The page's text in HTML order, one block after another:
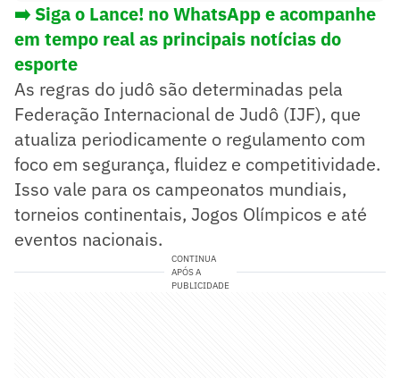
➡️ Siga o Lance! no WhatsApp e acompanhe
em tempo real as principais notícias do
esporte
As regras do judô são determinadas pela
Federação Internacional de Judô (IJF), que
atualiza periodicamente o regulamento com
foco em segurança, fluidez e competitividade.
Isso vale para os campeonatos mundiais,
torneios continentais, Jogos Olímpicos e até
eventos nacionais.
CONTINUA
APÓS A
PUBLICIDADE